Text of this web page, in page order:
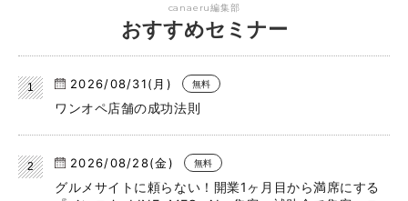
canaeru編集部
おすすめセミナー
2026/08/31(月) 無料
ワンオペ店舗の成功法則
2026/08/28(金) 無料
グルメサイトに頼らない！開業1ヶ月目から満席にする